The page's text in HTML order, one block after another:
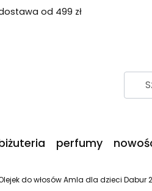
od 499 zł
perfumy
do włosów Amla dla dzieci Dabur